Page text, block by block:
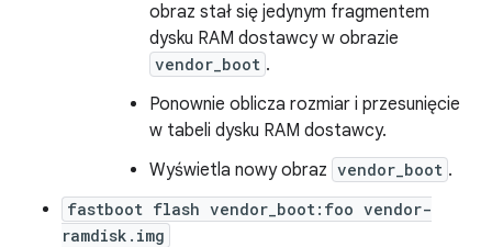
obraz stał się jedynym fragmentem
dysku RAM dostawcy w obrazie
vendor_boot .
Ponownie oblicza rozmiar i przesunięcie
w tabeli dysku RAM dostawcy.
Wyświetla nowy obraz vendor_boot .
fastboot flash vendor_boot:foo vendor-
ramdisk.img